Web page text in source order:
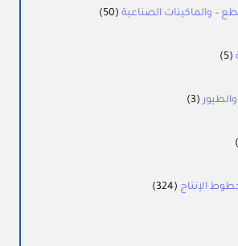
– والماكينات الصناعية (50)
(5)
(3)
الإنتاج (324)